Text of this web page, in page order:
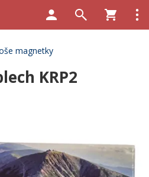
magnetky
KRP2